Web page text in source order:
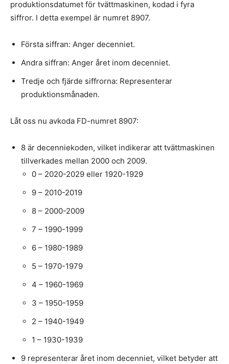
produktionsdatumet för tvättmaskinen, kodad i fyra
siffror. I detta exempel är numret 8907.
Första siffran: Anger decenniet.
Andra siffran: Anger året inom decenniet.
Tredje och fjärde siffrorna: Representerar
produktionsmånaden.
Låt oss nu avkoda FD-numret 8907:
8 är decenniekoden, vilket indikerar att tvättmaskinen
tillverkades mellan 2000 och 2009.
0 – 2020-2029 eller 1920-1929
9 – 2010-2019
8 – 2000-2009
7 – 1990-1999
6 – 1980-1989
5 – 1970-1979
4 – 1960-1969
3 – 1950-1959
2 – 1940-1949
1 – 1930-1939
9 representerar året inom decenniet, vilket betyder att